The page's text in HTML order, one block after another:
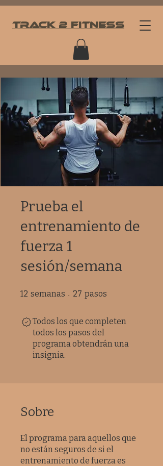
TRACK 2 Fitness
Prueba el
entrenamiento de
fuerza 1
sesión/semana
12 semanas 12 semanas
27 pasos
Todos los que completen
todos los pasos del
programa obtendrán una
insignia.
Sobre
El programa para aquellos que
no están seguros de si el
entrenamiento de fuerza es